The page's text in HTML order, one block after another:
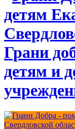
Грани
детям и